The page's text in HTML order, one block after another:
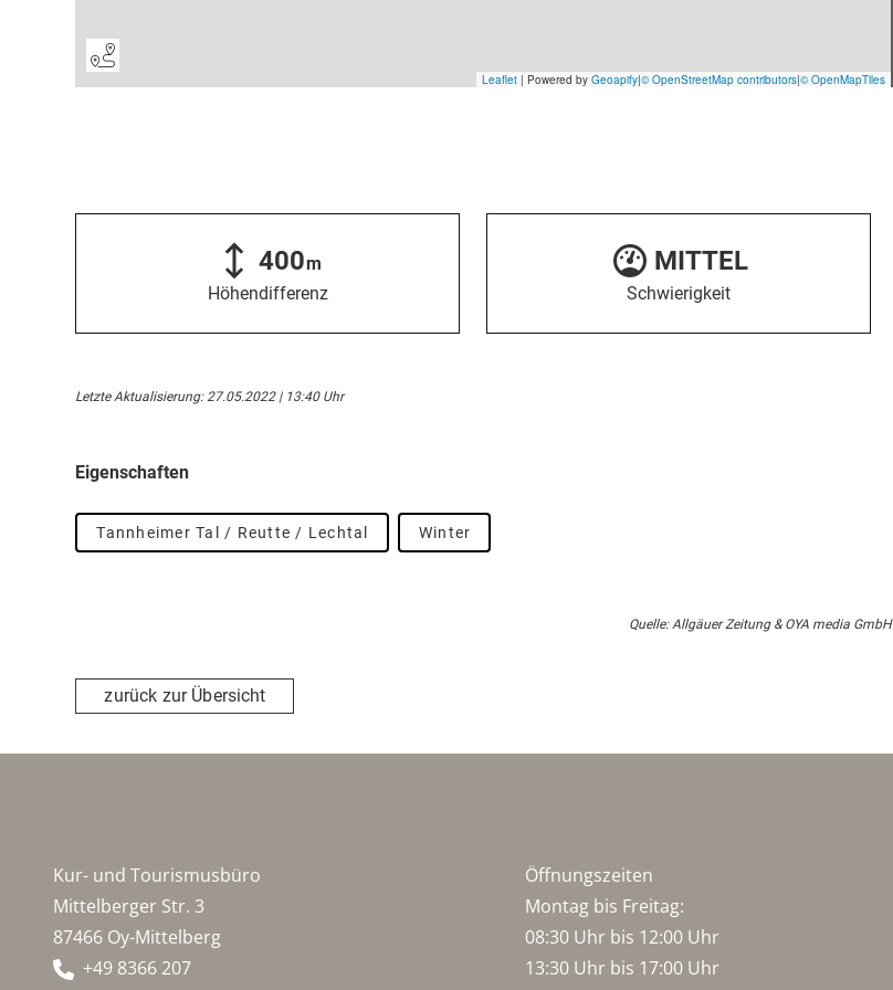
400m
Höhendifferenz
MITTEL
Schwierigkeit
Letzte Aktualisierung: 27.05.2022 | 13:40 Uhr
Eigenschaften
Tannheimer Tal / Reutte / Lechtal Winter
Quelle: Allgäuer Zeitung & OYA media GmbH
zurück zur Übersicht
Kur- und Tourismusbüro
Mittelberger Str. 3
87466 Oy-Mittelberg
+49 8366 207
Öffnungszeiten
Montag bis Freitag:
08:30 Uhr bis 12:00 Uhr
13:30 Uhr bis 17:00 Uhr